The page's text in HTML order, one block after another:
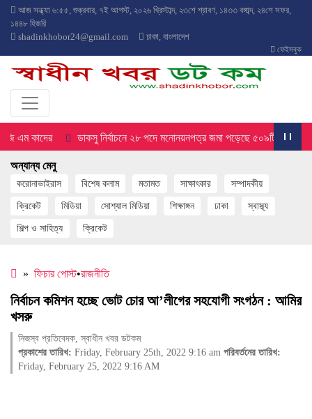
আজ সন্ধ্যা ৬:৫৫, শুক্রবার, ৭ই আগস্ট, ২০২৬ খ্রিস্টাব্দ, ২৩শে শ্রাবণ, ১৪৩৩ বঙ্গাব্দ, ২৪শে সফর,
১৪৪৮ হিজরি
shadinkhobor24@gmail.com
ঢাকা, বাংলাদেশ
ফেইসবুক
এম কাদের ডাকসু নির্বাচনে ২৮ পদে মনোনয়নপত্র জমা পড়েছে ৫০৯টি
অন্যান্য মেনু
করোনাভাইরাস বিশেষ কলাম মতামত সাক্ষাৎকার সম্পাদকীয়
ক্রিকেট মিডিয়া সোশ্যাল মিডিয়া শিক্ষাঙ্গন ঢাকা স্বাস্থ্য
শিল্প ও সাহিত্য ক্রিকেট
» ফিচার পোস্ট•রাজনীতি
নির্বাচন কমিশন হচ্ছে ভোট চোর আ’লীগের সহযোগী সংগঠন : আমির
খসরু
নিজস্ব প্রতিবেদক, স্বাধীন খবর ডটকম
প্রকাশের তারিখ: Friday, February 25th, 2022 9:16 am পরিবর্তনের তারিখ:
Friday, February 25, 2022 9:16 AM